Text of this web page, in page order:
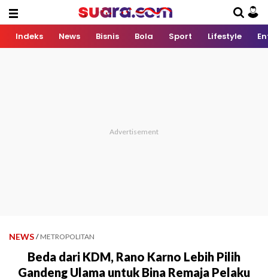
Indeks News Bisnis Bola Sport Lifestyle
NEWS / METROPOLITAN
Beda dari KDM, Rano Karno Lebih Pilih
Gandeng Ulama untuk Bina Remaja Pelaku